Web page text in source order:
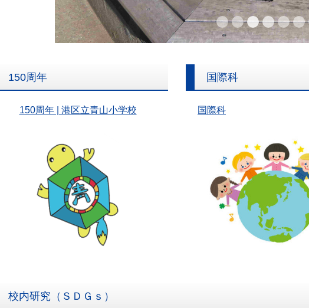
150周年
150周年 | 港区立青山小学校
国際科
国際科
校内研究（ＳＤＧｓ）